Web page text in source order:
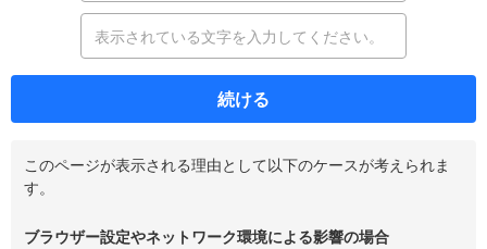
続ける
このページが表示される理由として以下のケースが考えられま
す。
ブラウザー設定やネットワーク環境による影響の場合